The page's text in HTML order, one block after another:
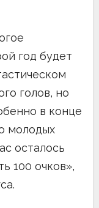
год будет
голов, но
в конце
молодых
осталось
100 очков»,